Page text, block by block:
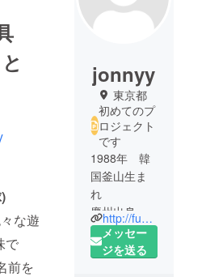
な遊
で
前を
jonnyy
東京都
初めてのプ
ロジェクト
です
1988年 韓
国釜山生ま
れ
慶州出身
武蔵野美術
http://funnyyyjonnyyy.blogspot.com/
メッセー
ジを送る